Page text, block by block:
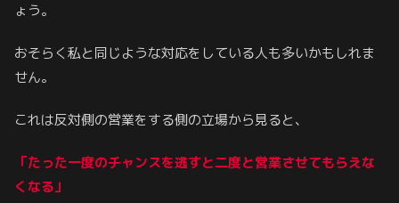
ょう。
おそらく私と同じような対応をしている人も多いかもしれま
せん。
これは反対側の営業をする側の立場から見ると、
「たった一度のチャンスを逃すと二度と営業させてもらえな
くなる」